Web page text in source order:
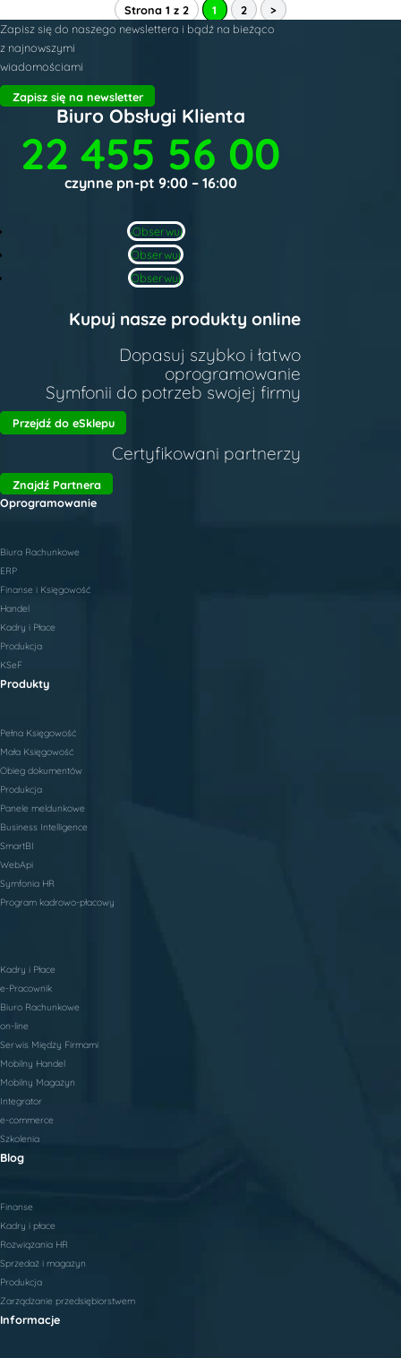
Strona 1 z 2 1 2
>
Zapisz się do naszego newslettera i bądź na bieżąco
z najnowszymi
wiadomościami
Zapisz się na newsletter
Biuro Obsługi Klienta
22 455 56 00
czynne pn-pt 9:00 – 16:00
Obserwuj
Obserwuj
Obserwuj
Kupuj nasze produkty online
Dopasuj szybko i łatwo
oprogramowanie
Symfonii do potrzeb swojej firmy
Przejdź do eSklepu
Certyfikowani partnerzy
Znajdź Partnera
Oprogramowanie
Biura Rachunkowe
ERP
Finanse i Księgowość
Handel
Kadry i Płace
Produkcja
KSeF
Produkty
Pełna Księgowość
Mała Księgowość
Obieg dokumentów
Produkcja
Panele meldunkowe
Business Intelligence
SmartBI
WebApi
Symfonia HR
Program kadrowo-płacowy
Kadry i Płace
e-Pracownik
Biuro Rachunkowe
on-line
Serwis Między Firmami
Mobilny Handel
Mobilny Magazyn
Integrator
e-commerce
Szkolenia
Blog
Finanse
Kadry i płace
Rozwiązania HR
Sprzedaż i magazyn
Produkcja
Zarządzanie przedsiębiorstwem
Informacje